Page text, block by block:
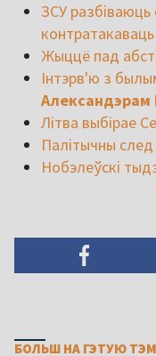
ЗСУ
Жыццё пад
Інтэрв'ю з
Александэрам
Літва выбірае
Палітычны след
Нобэлеўскі
БОЛЬШ НА ГЭТУЮ